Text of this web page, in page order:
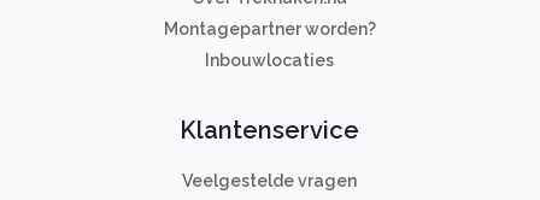
Montagepartner worden?
Inbouwlocaties
Klantenservice
Veelgestelde vragen